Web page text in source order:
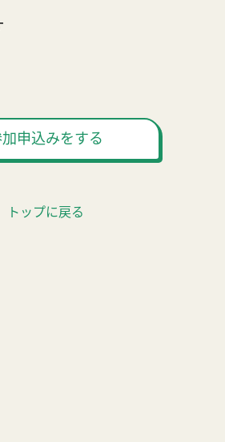
申込みをする
トップに戻る